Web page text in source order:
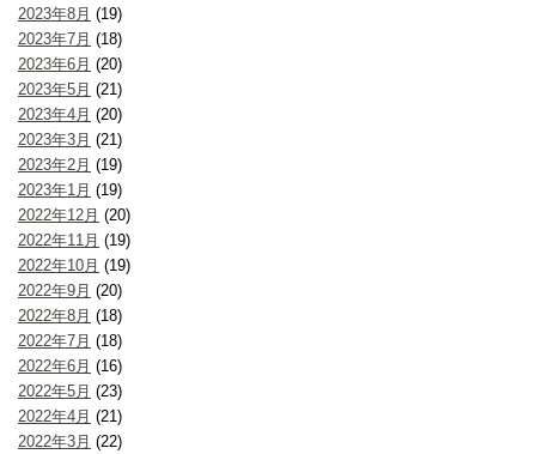
2023年8月 (19)
2023年7月 (18)
2023年6月 (20)
2023年5月 (21)
2023年4月 (20)
2023年3月 (21)
2023年2月 (19)
2023年1月 (19)
2022年12月 (20)
2022年11月 (19)
2022年10月 (19)
2022年9月 (20)
2022年8月 (18)
2022年7月 (18)
2022年6月 (16)
2022年5月 (23)
2022年4月 (21)
2022年3月 (22)